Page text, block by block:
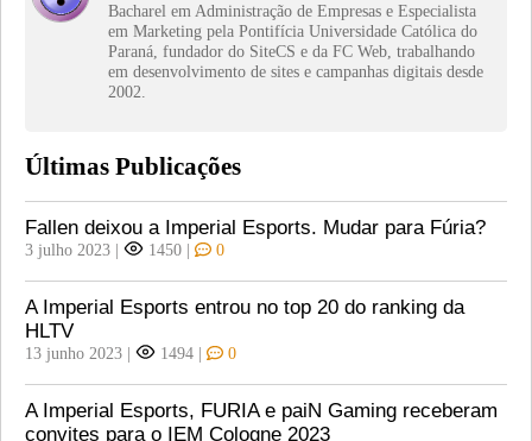
Bacharel em Administração de Empresas e Especialista
em Marketing pela Pontifícia Universidade Católica do
Paraná, fundador do SiteCS e da FC Web, trabalhando
em desenvolvimento de sites e campanhas digitais desde
2002.
Últimas Publicações
Fallen deixou a Imperial Esports. Mudar para Fúria?
3 julho 2023 | 1450 | 0
A Imperial Esports entrou no top 20 do ranking da
HLTV
13 junho 2023 | 1494 | 0
A Imperial Esports, FURIA e paiN Gaming receberam
convites para o IEM Cologne 2023